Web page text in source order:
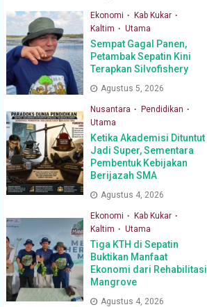
Ekonomi
Kab Kukar
Kaltim
Utama
Sempat Gagal Panen,
Petambak Sepatin Kini
Terapkan Silvofishery
Agustus 5, 2026
Nusantara
Pendidikan
Utama
Ketika Akademisi Dituntut
Jadi Super, Sementara
Pembentuk Kebijakan
Berijazah SMA
Agustus 4, 2026
Ekonomi
Kab Kukar
Kaltim
Utama
Tiga KTH di Sepatin
Buktikan Manfaat
Ekonomi dari Rehabilitasi
Mangrove
Agustus 4, 2026